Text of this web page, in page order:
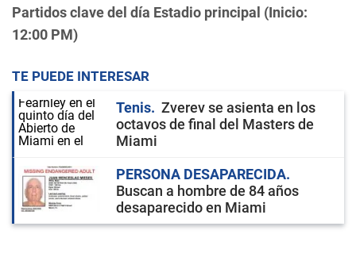
Partidos clave del día Estadio principal (Inicio:
12:00 PM)
TE PUEDE INTERESAR
Tenis
Zverev se asienta en los
octavos de final del Masters de
Miami
PERSONA DESAPARECIDA
Buscan a hombre de 84 años
desaparecido en Miami